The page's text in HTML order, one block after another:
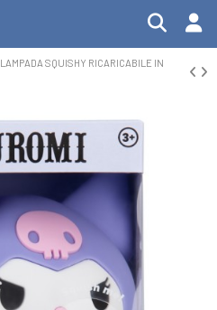
LAMPADA SQUISHY RICARICABILE IN